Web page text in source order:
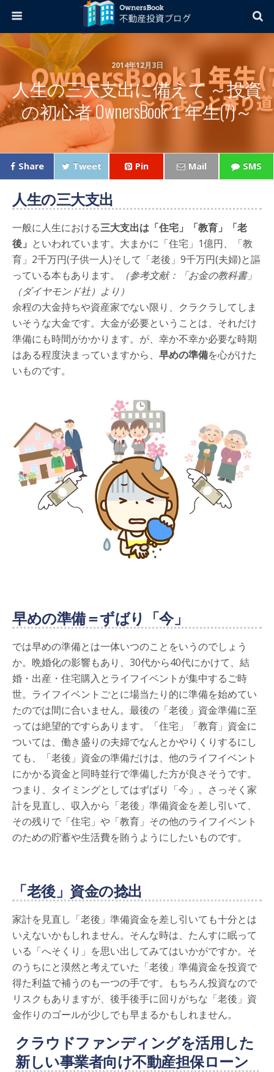
2014年12月3日
人生の三大支出に備えて ～投資
の初心者 OwnersBook１年生(7)～
Share Tweet Pin Mail SMS
人生の三大支出
一般に人生における三大支出は「住宅」「教育」「老
後」 といわれています。大まかに「住宅」1億円、「教
育」2千万円(子供一人)そして「老後」9千万円(夫婦)と謳
っている本もあります。
（参考文献：「お金の教科書」
（ダイヤモンド社）より）
余程の大金持ちや資産家でない限り、クラクラしてしま
いそうな大金です。大金が必要ということは、それだけ
準備にも時間がかかります。が、幸か不幸か必要な時期
はある程度決まっていますから、 早めの準備を心がけた
いものです。
早めの準備＝ずばり「今」
では早めの準備とは一体いつのことをいうのでしょう
か。晩婚化の影響もあり、30代から40代にかけて、結
婚・出産・住宅購入とライフイベントが集中するご時
世。ライフイベントごとに場当たり的に準備を始めてい
たのでは間に合いません。最後の「老後」資金準備に至
っては絶望的ですらあります。「住宅」「教育」資金に
ついては、働き盛りの夫婦でなんとかやりくりするにし
ても、「老後」資金の準備だけは、他のライフイベント
にかかる資金と同時並行で準備した方が良さそうです。
つまり、タイミングとしてはずばり「今」。さっそく家
計を見直し、収入から「老後」準備資金を差し引いて、
その残りで「住宅」や「教育」その他のライフイベント
のための貯蓄や生活費を賄うようにしたいものです。
「老後」資金の捻出
家計を見直し「老後」準備資金を差し引いても十分とは
いえないかもしれません。そんな時は、たんすに眠って
いる「へそくり」を思い出してみてはいかがですか。そ
のうちにと漠然と考えていた「老後」準備資金を投資で
得た利益で補うのも一つの手です。もちろん投資なので
リスクもありますが、後手後手に回りがちな「老後」資
金作りのゴールが少しでも早まるかもしれません。
クラウドファンディングを活用した
新しい事業者向け不動産担保ローン